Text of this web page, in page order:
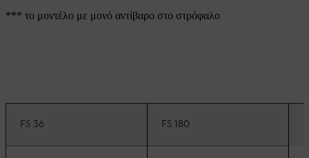
*** το μοντέλο με μονό αντίβαρο στο στρόφαλο
FS 36 FS 180